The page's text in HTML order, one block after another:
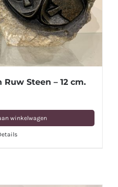
Steen – 12 cm.
winkelwagen